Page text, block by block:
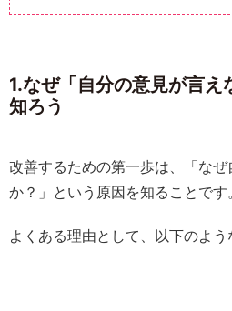
1.なぜ「自分の意見が言え
知ろう
改善するための第一歩は、「な
か？」という原因を知ることです。
よくある理由として、以下のよう